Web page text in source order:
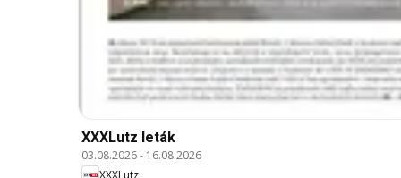
XXXLutz leták
03.08.2026- 16.08.2026
XXXLutz